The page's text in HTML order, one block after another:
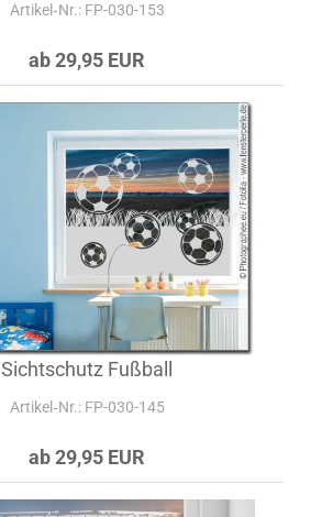
Artikel‑Nr.: FP-030-153
ab 29,95 EUR
Sichtschutz Fußball
Artikel‑Nr.: FP-030-145
ab 29,95 EUR